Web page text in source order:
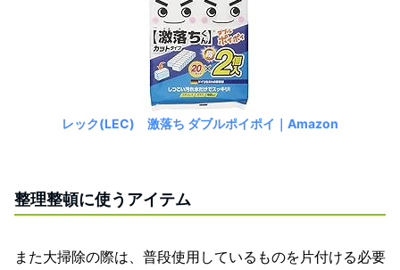
‎レック(LEC) 激落ち ダブルポイポイ｜Amazon
整理整頓に使うアイテム
また大掃除の際は、普段使用しているものを片付ける必要